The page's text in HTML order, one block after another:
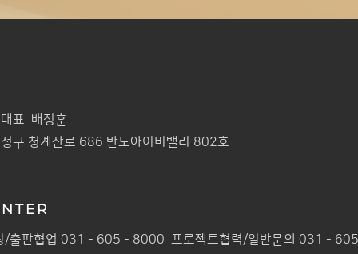
표 배정훈
구 청계산로 686 반도아이비밸리 802호
/출판협업 031 - 605 - 8000 프로젝트협력/일반문의 031 -